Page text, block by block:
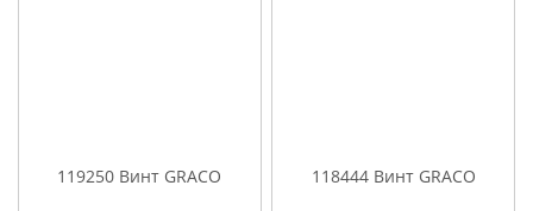
119250 Винт GRACO 118444 Винт GRACO